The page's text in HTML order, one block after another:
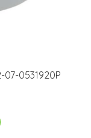
0531920P